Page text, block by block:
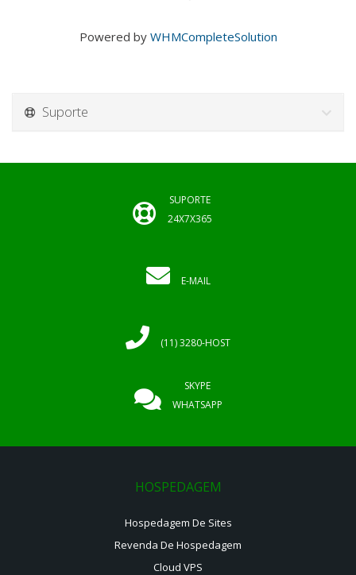
Powered by WHMCompleteSolution
Suporte
SUPORTE
24X7X365
E-MAIL
(11) 3280-HOST
SKYPE
WHATSAPP
HOSPEDAGEM
Hospedagem De Sites
Revenda De Hospedagem
Cloud VPS